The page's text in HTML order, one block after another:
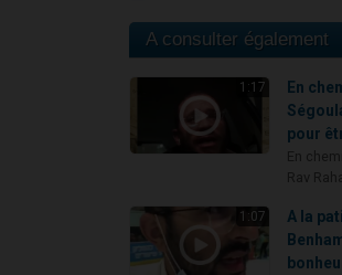
A consulter également
1:17
En
pour
1:07
A la